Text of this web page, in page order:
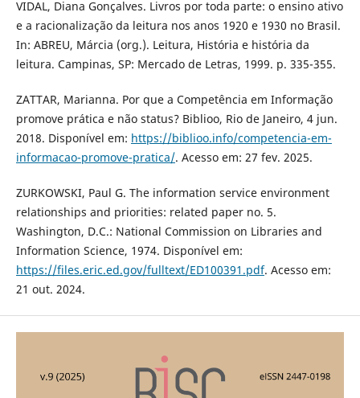
VIDAL, Diana Gonçalves. Livros por toda parte: o ensino ativo
e a racionalização da leitura nos anos 1920 e 1930 no Brasil.
In: ABREU, Márcia (org.). Leitura, História e história da
leitura. Campinas, SP: Mercado de Letras, 1999. p. 335-355.
ZATTAR, Marianna. Por que a Competência em Informação
promove prática e não status? Biblioo, Rio de Janeiro, 4 jun.
2018. Disponível em: https://biblioo.info/competencia-em-
informacao-promove-pratica/. Acesso em: 27 fev. 2025.
ZURKOWSKI, Paul G. The information service environment
relationships and priorities: related paper no. 5.
Washington, D.C.: National Commission on Libraries and
Information Science, 1974. Disponível em:
https://files.eric.ed.gov/fulltext/ED100391.pdf. Acesso em:
21 out. 2024.